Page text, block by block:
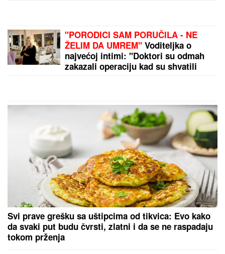
"PORODICI SAM PORUČILA - NE
ŽELIM DA UMREM" Voditeljka o
najvećoj intimi: "Doktori su odmah
zakazali operaciju kad su shvatili
Svi prave grešku sa uštipcima od tikvica: Evo kako
da svaki put budu čvrsti, zlatni i da se ne raspadaju
tokom prženja